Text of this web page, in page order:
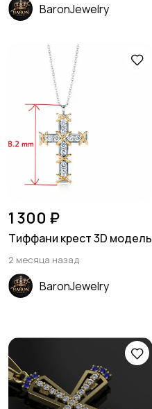
BaronJewelry
1 300 ₽
Тиффани крест 3D модель
2 месяца назад
BaronJewelry